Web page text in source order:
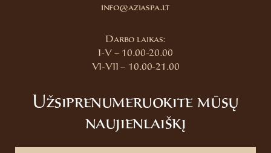
info@aziaspa.lt
Darbo laikas:
I-V – 10.00-20.00
VI-VII – 10.00-21.00
Užsiprenumeruokite mūsų
naujienlaiškį